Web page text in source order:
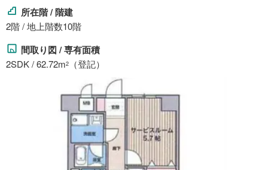
所在階 / 階建
2階 / 地上階数10階
間取り図 / 専有面積
2SDK / 62.72m2 （登記）